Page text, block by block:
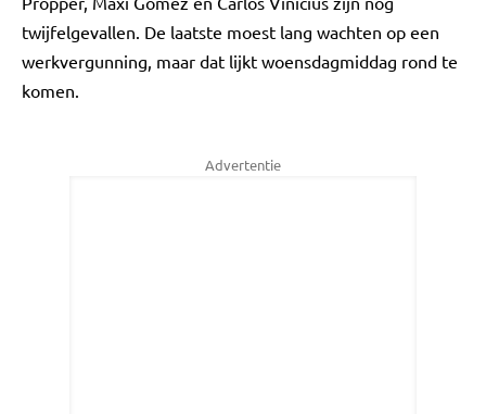
twijfelgevallen. De laatste moest lang wachten op een
werkvergunning, maar dat lijkt woensdagmiddag rond te
komen.
Advertentie